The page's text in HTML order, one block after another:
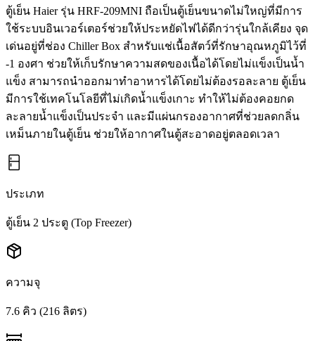
ตู้เย็น Haier รุ่น HRF-209MNI ถือเป็นตู้เย็นขนาดไม่ใหญ่ที่มีการ
ใช้ระบบอินเวอร์เตอร์ช่วยให้ประหยัดไฟได้ดีกว่ารุ่นใกล้เคียง จุด
เด่นอยู่ที่ช่อง Chiller Box สำหรับแช่เนื้อสัตว์ที่รักษาอุณหภูมิไว้ที่
-1 องศา ช่วยให้เก็บรักษาความสดของเนื้อได้โดยไม่แข็งเป็นน้ำ
แข็ง สามารถนำออกมาทำอาหารได้โดยไม่ต้องรอละลาย ตู้เย็น
มีการใช้เทคโนโลยีที่ไม่เกิดน้ำแข็งเกาะ ทำให้ไม่ต้องคอยกด
ละลายน้ำแข็งเป็นประจำ และมีแผ่นกรองอากาศที่ช่วยลดกลิ่น
เหม็นภายในตู้เย็น ช่วยให้อากาศในตู้สะอาดอยู่ตลอดเวลา
ประเภท
ตู้เย็น 2 ประตู (Top Freezer)
ความจุ
7.6 คิว (216 ลิตร)